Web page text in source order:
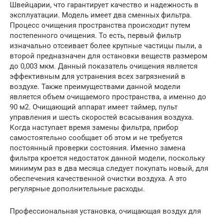
Швейцарии, что гарантирует качество и надежность в
эксплуатации. Модель имеет два сменных фильтра.
Процесс очищения пространства происходит путем
постепенного очищения. То есть, первый фильтр
изначально отсеивает более крупные частицы пыли, а
второй предназначен для остановки веществ размером
до 0,003 мкм. Данный показатель очищения является
эффективным для устранения всех загрязнений в
воздухе. Также преимуществами данной модели
является объем очищаемого пространства, а именно до
90 м2. Очищающий аппарат имеет таймер, пульт
управления и шесть скоростей всасывания воздуха.
Когда наступает время замены фильтра, прибор
самостоятельно сообщает об этом и не требуется
постоянный проверки состояния. Именно замена
фильтра кроется недостаток данной модели, поскольку
минимум раз в два месяца следует покупать новый, для
обеспечения качественной очистки воздуха. А это
регулярные дополнительные расходы.
Профессиональная установка, очищающая воздух для